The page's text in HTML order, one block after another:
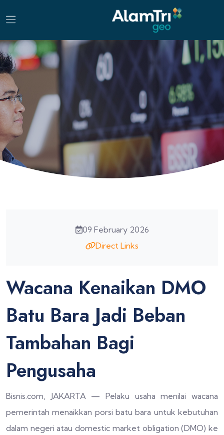
09 February 2026
Direct Links
Wacana Kenaikan DMO
Batu Bara Jadi Beban
Tambahan Bagi
Pengusaha
Bisnis.com, JAKARTA — Pelaku usaha menilai wacana
pemerintah menaikkan porsi batu bara untuk kebutuhan
dalam negeri atau domestic market obligation (DMO) ke